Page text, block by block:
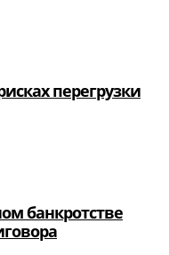
перегрузки
банкротстве